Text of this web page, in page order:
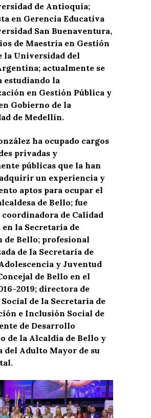
de Antioquia;
en Gerencia Educativa
San Buenaventura,
de Maestría en Gestión
la Universidad del
actualmente se
estudiando la
en Gestión Pública y
Gobierno de la
de Medellín.
ha ocupado cargos
privadas y
públicas que la han
un experiencia y
aptos para ocupar el
de Bello; fue
de Calidad
la Secretaría de
de Bello; profesional
de la Secretaría de
y Juventud
de Bello en el
2019; directora de
de la Secretaría de
e Inclusión Social de
de Desarrollo
de la Alcaldía de Bello y
del Adulto Mayor de su